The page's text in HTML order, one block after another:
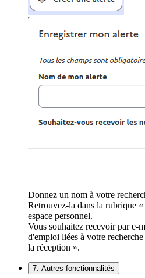
Donnez un nom à votre
Retrouvez-la dans la rubrique
espace personnel.
Vous souhaitez recevoir par e-
d'emploi liées à votre
la réception ».
7. Autres fonctionnalités